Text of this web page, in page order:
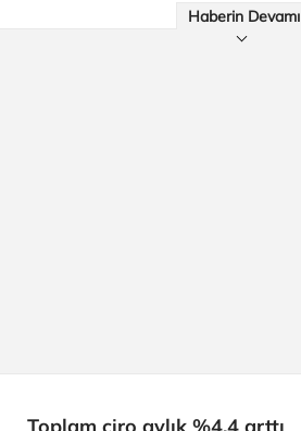
Haberin Devamı